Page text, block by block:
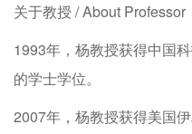
关于教授 / About Professor
1993年 ，杨教授获得中国
的学士学位。
2007年 ，杨教授获得美国